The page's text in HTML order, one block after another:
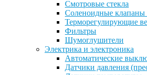
Смотровые стекла
Соленоидные клапаны
Терморегулирующие
Фильтры
Шумоглушители
Электрика и электроника
Автоматические
Датчики давления